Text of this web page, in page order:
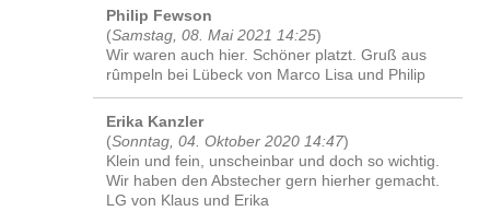
Philip Fewson
(Samstag, 08. Mai 2021 14:25)
Wir waren auch hier. Schöner platzt. Gruß aus
rûmpeln bei Lübeck von Marco Lisa und Philip
Erika Kanzler
(Sonntag, 04. Oktober 2020 14:47)
Klein und fein, unscheinbar und doch so wichtig.
Wir haben den Abstecher gern hierher gemacht.
LG von Klaus und Erika